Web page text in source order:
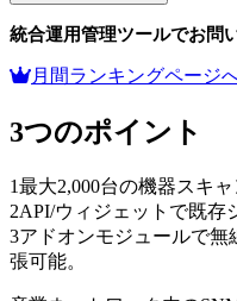
統合運用管理ツールでお問
月間ランキングページ
3つのポイント
1最大2,000台の機器スキ
2API/ウィジェットで既存
3アドオンモジュールで
張可能。